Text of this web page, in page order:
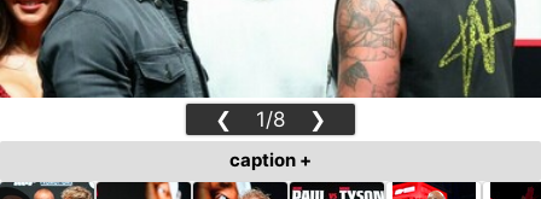
❮ 1/8 ❯
caption +